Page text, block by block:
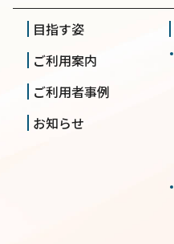
目指す姿
ご利用案内
ご利用者事例
お知らせ